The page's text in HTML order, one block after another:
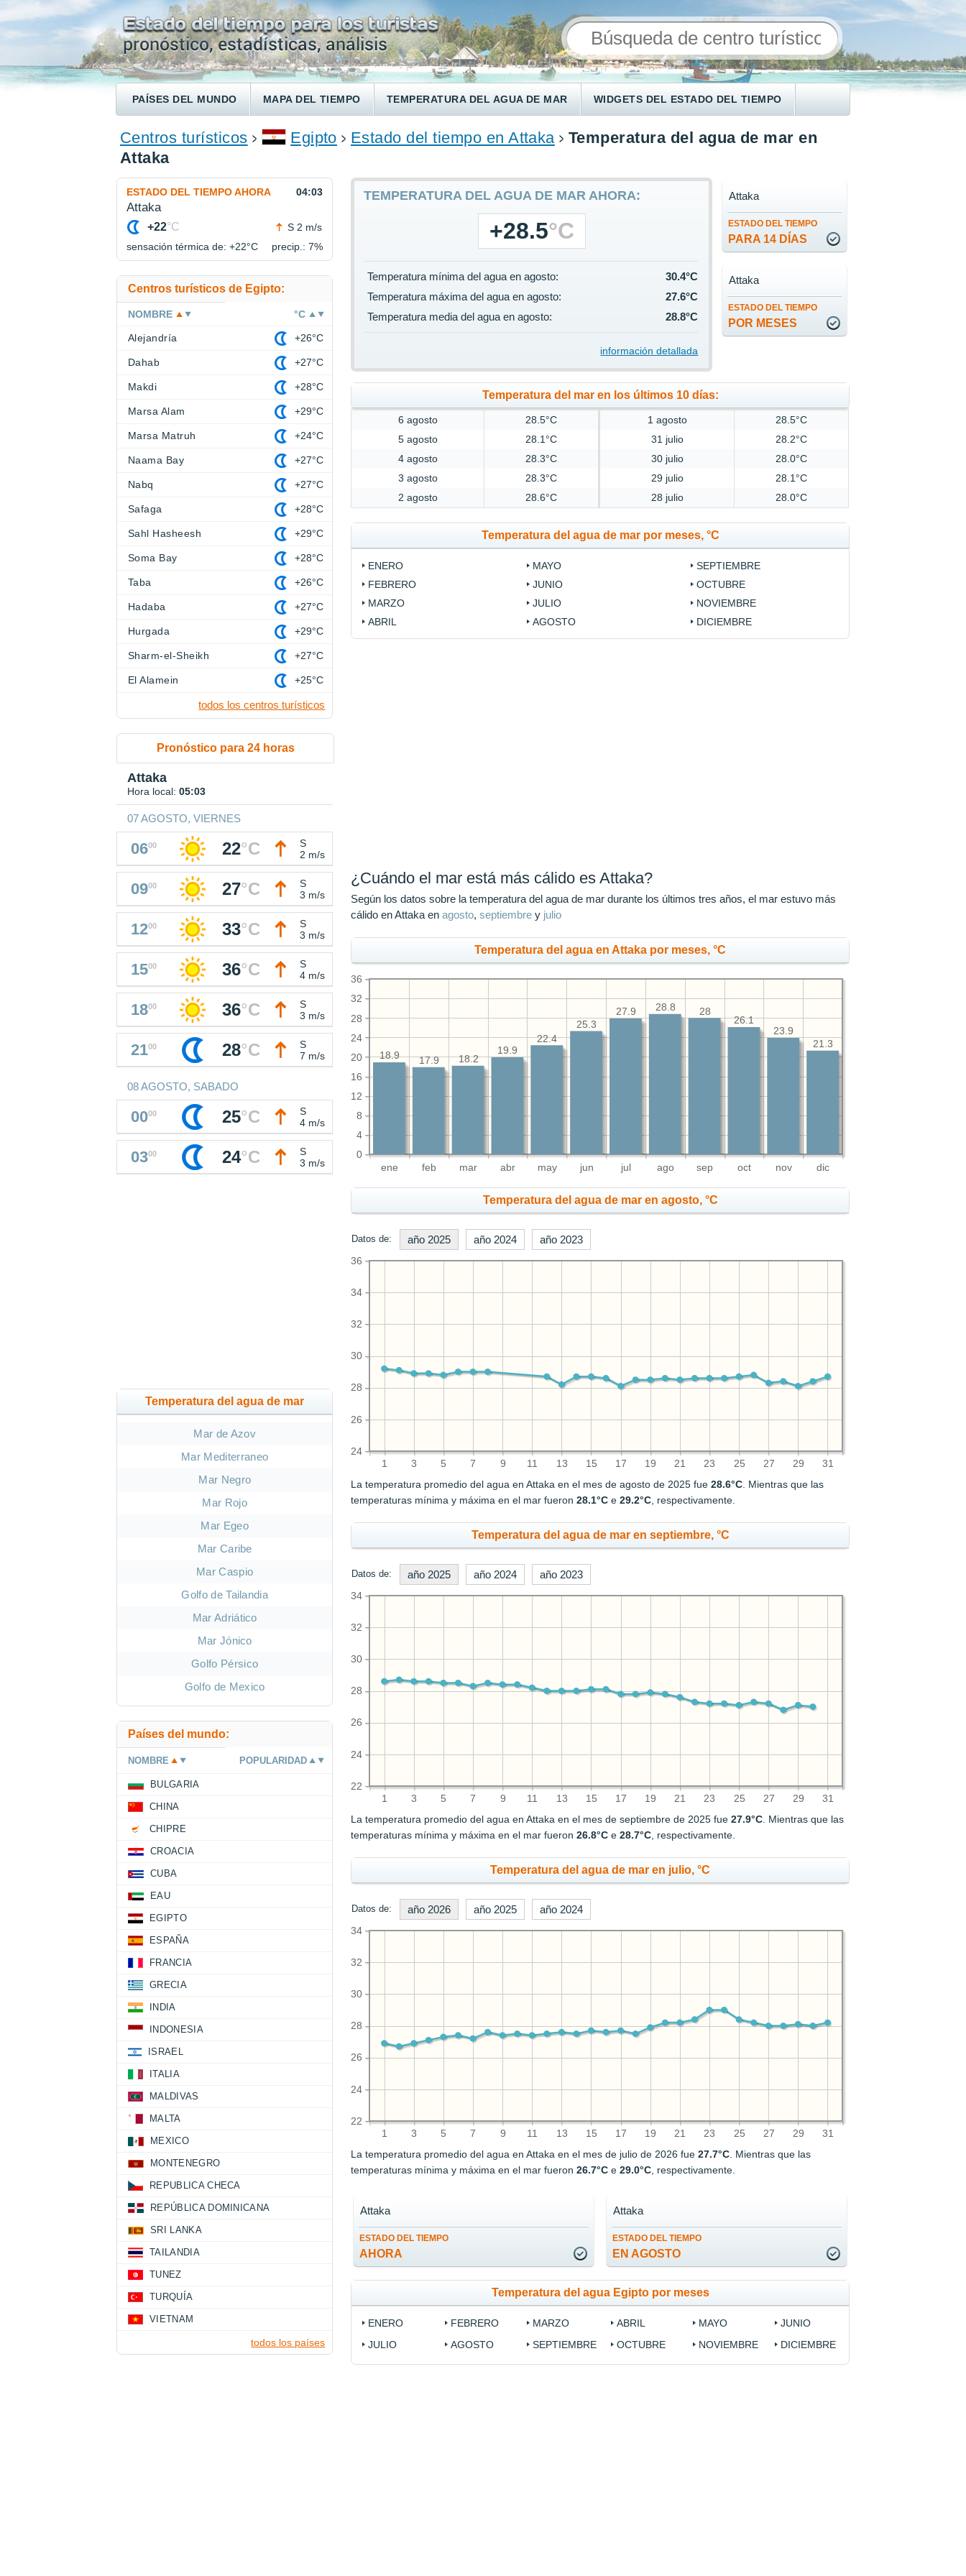
PAÍSES DEL MUNDO MAPA DEL TIEMPO TEMPERATURA DEL AGUA DE MAR WIDGETS DEL ESTADO DEL TIEMPO
ENCONTRAR UN HOTEL
Centros turísticos Egipto Estado del tiempo en Attaka
Temperatura del agua de mar en
Attaka
TEMPERATURA DEL AGUA DE MAR AHORA:
+28.5°C
Temperatura mínima del agua en agosto:
30.4°C
Temperatura máxima del agua en agosto:
27.6°C
Temperatura media del agua en agosto:
28.8°C
información detallada
ESTADO DEL TIEMPO
PARA 14 DÍAS
Attaka
ESTADO DEL TIEMPO
POR MESES
Attaka
Temperatura del mar en los últimos 10 días:
6 agosto 28.5°C 1 agosto
28.5°C
5 agosto
28.1°C 31 julio
28.2°C
4 agosto
28.3°C 30 julio
28.0°C
3 agosto
28.3°C 29 julio
28.1°C
2 agosto
28.6°C 28 julio 28.0°C
Temperatura del agua de mar por meses, °C
ENERO
FEBRERO
MARZO
ABRIL
MAYO
JUNIO
JULIO
AGOSTO
SEPTIEMBRE
OCTUBRE
NOVIEMBRE
DICIEMBRE
¿Cuándo el mar está más cálido es Attaka?
Según los datos sobre la temperatura del agua de mar durante los últimos tres años, el mar estuvo más
cálido en Attaka enagosto,septiembre y julio
Temperatura del agua en Attaka por meses, °C
ene feb mar abr may jun jul ago sep oct nov dic
0
4
8
12
16
20
24
28
32
36
21.3
23.9
26.1
28
28.8
27.9
25.3
22.4
19.9
18.2
17.9
18.9
Temperatura del agua de mar en agosto, °C
Datos de: año 2025 año 2024 año 2023
1 3 5 7 9 11 13 15 17 19 21 23 25 27 29 31
24
26
28
30
32
34
36
La temperatura promedio del agua en Attaka en el mes de agosto de 2025 fue28.6°C. Mientras que las
temperaturas mínima y máxima en el mar fueron28.1°C e29.2°C, respectivamente.
Temperatura del agua de mar en septiembre, °C
Datos de: año 2025 año 2024 año 2023
1 3 5 7 9 11 13 15 17 19 21 23 25 27 29 31
22
24
26
28
30
32
34
La temperatura promedio del agua en Attaka en el mes de septiembre de 2025 fue27.9°C. Mientras que las
temperaturas mínima y máxima en el mar fueron26.8°C e28.7°C, respectivamente.
Temperatura del agua de mar en julio, °C
Datos de: año 2026 año 2025 año 2024
1 3 5 7 9 11 13 15 17 19 21 23 25 27 29 31
22
24
26
28
30
32
34
La temperatura promedio del agua en Attaka en el mes de julio de 2026 fue27.7°C. Mientras que las
temperaturas mínima y máxima en el mar fueron26.7°C e29.0°C, respectivamente.
ESTADO DEL TIEMPO
AHORA
Attaka
ESTADO DEL TIEMPO
EN AGOSTO
Attaka
Temperatura del agua Egipto por meses
ENERO FEBRERO MARZO ABRIL MAYO
JUNIO
JULIO
AGOSTO SEPTIEMBRE OCTUBRE NOVIEMBRE DICIEMBRE
ESTADO DEL TIEMPO AHORA 04:03
Attaka
+22°C
S 2 m/s
sensación térmica de: +22°C precip.: 7%
Centros turísticos de Egipto:
NOMBRE °C
Alejandría +26°C
Dahab +27°C
Makdi +28°C
Marsa Alam +29°C
Marsa Matruh +24°C
Naama Bay +27°C
Nabq +27°C
Safaga +28°C
Sahl Hasheesh +29°C
Soma Bay +28°C
Taba +26°C
Hadaba +27°C
Hurgada +29°C
Sharm-el-Sheikh +27°C
El Alamein +25°C
todos los centros turísticos
Pronóstico para 24 horas
Attaka
Hora local: 05:03
07 AGOSTO, VIERNES
0600 22°C
S
2 m/s
0900 27°C
S
3 m/s
1200 33°C
S
3 m/s
1500 36°C
S
4 m/s
1800 36°C
S
3 m/s
2100 28°C
S
7 m/s
08 AGOSTO, SABADO
0000 25°C
S
4 m/s
0300 24°C
S
3 m/s
Temperatura del agua de mar
Mar de Azov
Mar Mediterraneo
Mar Negro
Mar Rojo
Mar Egeo
Mar Caribe
Mar Caspio
Golfo de Tailandia
Mar Adriático
Mar Jónico
Golfo Pérsico
Golfo de Mexico
Países del mundo:
NOMBRE POPULARIDAD
BULGARIA
CHINA
CHIPRE
CROACIA
CUBA
EAU
EGIPTO
ESPAÑA
FRANCIA
GRECIA
INDIA
INDONESIA
ISRAEL
ITALIA
MALDIVAS
MALTA
MEXICO
MONTENEGRO
REPUBLICA CHECA
REPÚBLICA DOMINICANA
SRI LANKA
TAILANDIA
TUNEZ
TURQUÍA
VIETNAM
todos los países